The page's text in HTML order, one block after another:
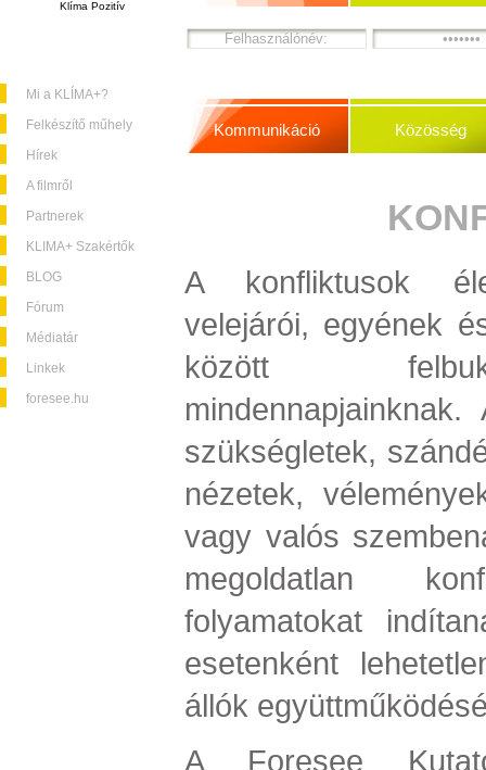
Klíma Pozitív
Mi a KLÍMA+?
Felkészítő műhely
Hírek
A filmről
Partnerek
KLIMA+ Szakértők
BLOG
Fórum
Médiatár
Linkek
foresee.hu
Kommunikáció Közösség
A konfliktusok
velejárói, egyének
között
szükségletek,
nézetek,
vagy valós
megoldatlan
folyamatokat
esetenként
állók
A Foresee